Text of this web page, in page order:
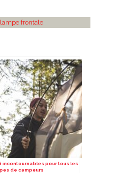
frontale
incontournables pour tous les
de campeurs